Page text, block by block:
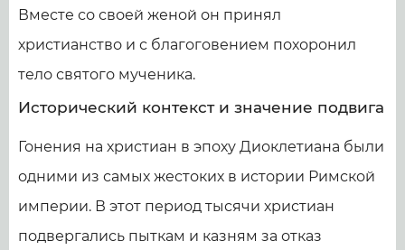
Вместе со своей женой он принял
христианство и с благоговением похоронил
тело святого мученика.
Исторический контекст и значение подвига
Гонения на христиан в эпоху Диоклетиана были
одними из самых жестоких в истории Римской
империи. В этот период тысячи христиан
подвергались пыткам и казням за отказ